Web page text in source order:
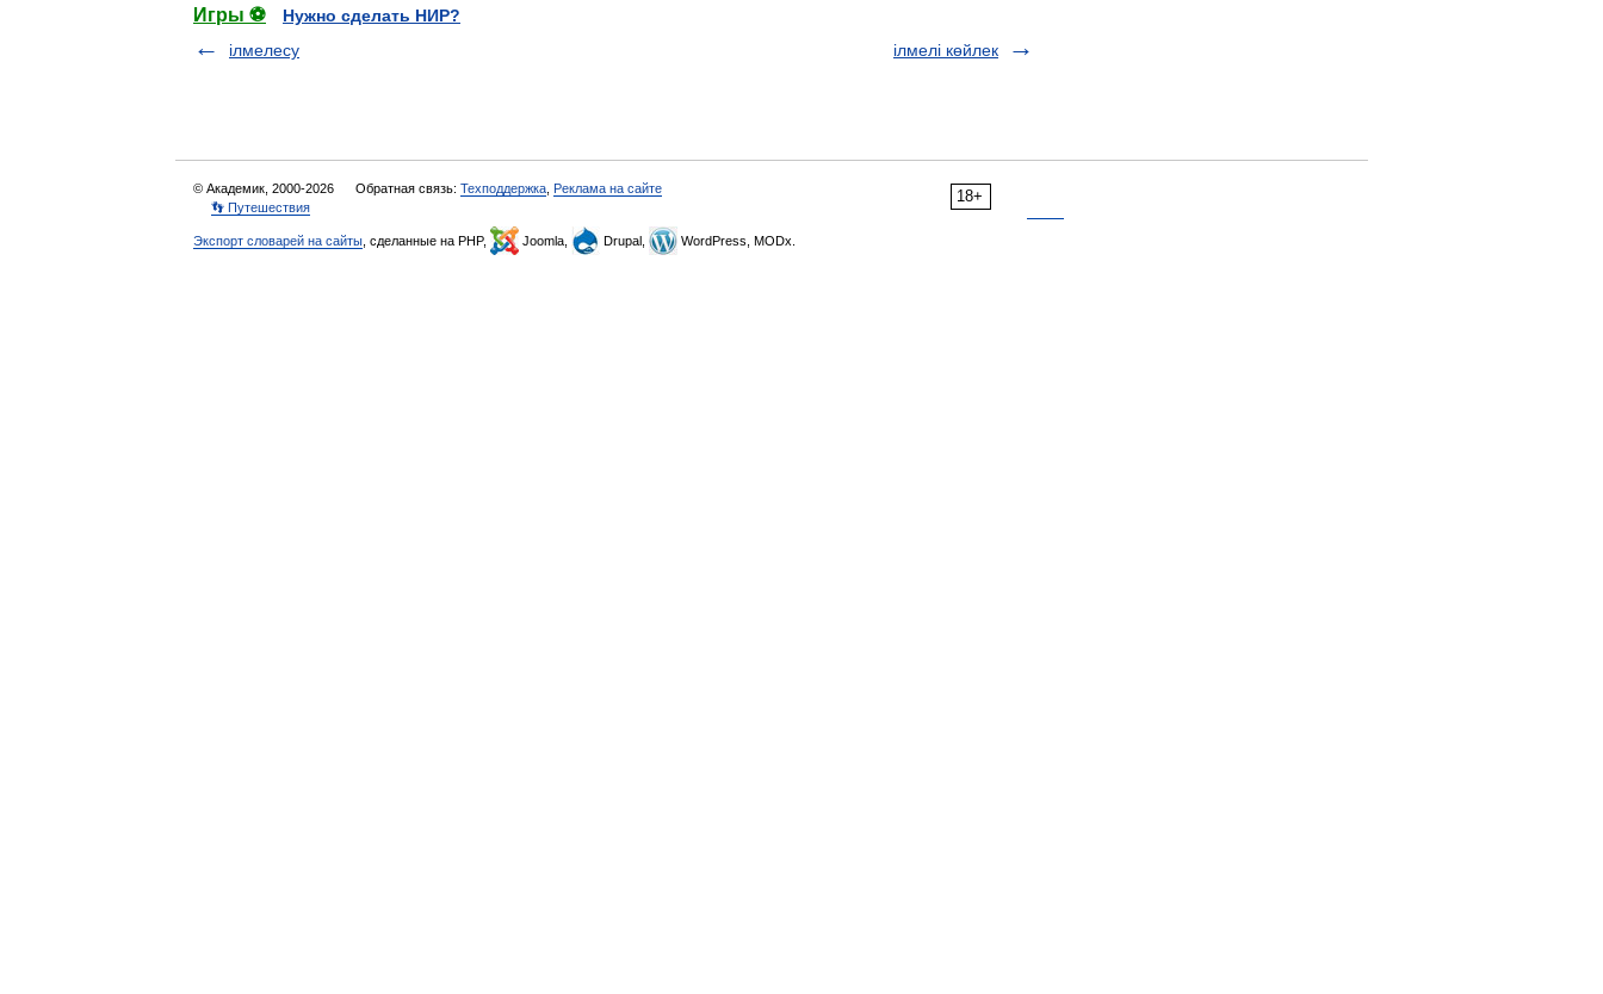
Игры ⚽
Нужно сделать НИР?
ілмелесу
ілмелі көйлек
18+
© Академик, 2000-2026 Обратная связь: Техподдержка Реклама на сайте
👣 Путешествия
Экспорт словарей на сайты , сделанные на PHP, Joomla, Drupal, WordPress, MODx.